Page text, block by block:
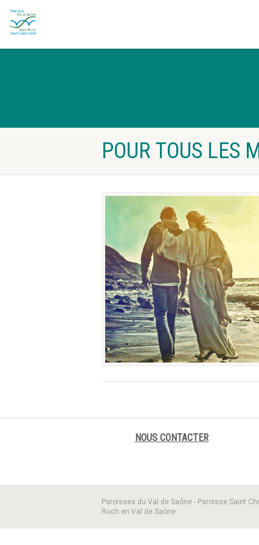
POUR TOUS LES
NOUS CONTACTER
Paroisses du Val de Saône - Paroisse Saint
Roch en Val de Saône